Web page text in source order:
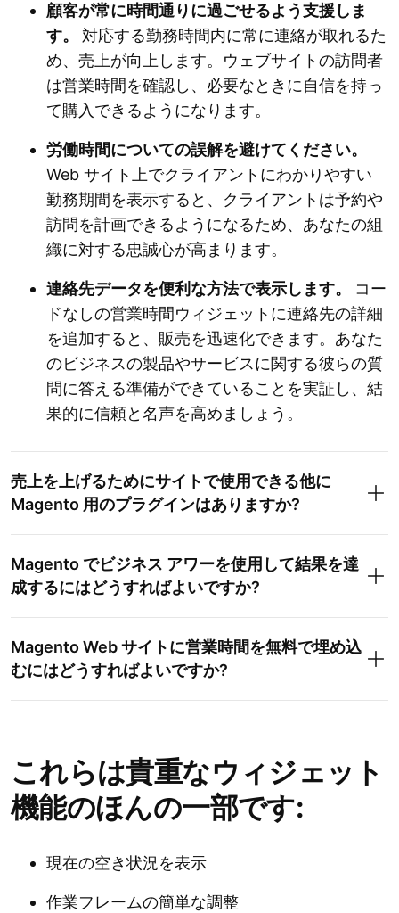
顧客が常に時間通りに過ごせるよう支援しま
す。 対応する勤務時間内に常に連絡が取れるた
め、売上が向上します。ウェブサイトの訪問者
は営業時間を確認し、必要なときに自信を持っ
て購入できるようになります。
労働時間についての誤解を避けてください。
Web サイト上でクライアントにわかりやすい
勤務期間を表示すると、クライアントは予約や
訪問を計画できるようになるため、あなたの組
織に対する忠誠心が高まります。
連絡先データを便利な方法で表示します。 コー
ドなしの営業時間ウィジェットに連絡先の詳細
を追加すると、販売を迅速化できます。あなた
のビジネスの製品やサービスに関する彼らの質
問に答える準備ができていることを実証し、結
果的に信頼と名声を高めましょう。
売上を上げるためにサイトで使用できる他に
Magento 用のプラグインはありますか?
Magento でビジネス アワーを使用して結果を達
成するにはどうすればよいですか?
Magento Web サイトに営業時間を無料で埋め込
むにはどうすればよいですか?
これらは貴重なウィジェット
機能のほんの一部です:
現在の空き状況を表示
作業フレームの簡単な調整